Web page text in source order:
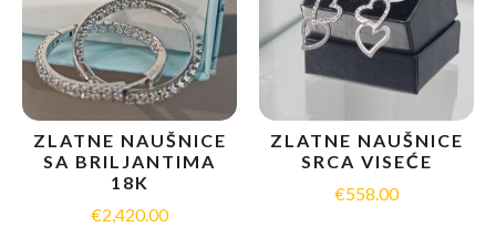
ZLATNE NAUŠNICE
SA BRILJANTIMA
18K
€2,420.00
ZLATNE NAUŠNICE
SRCA VISEĆE
€558.00